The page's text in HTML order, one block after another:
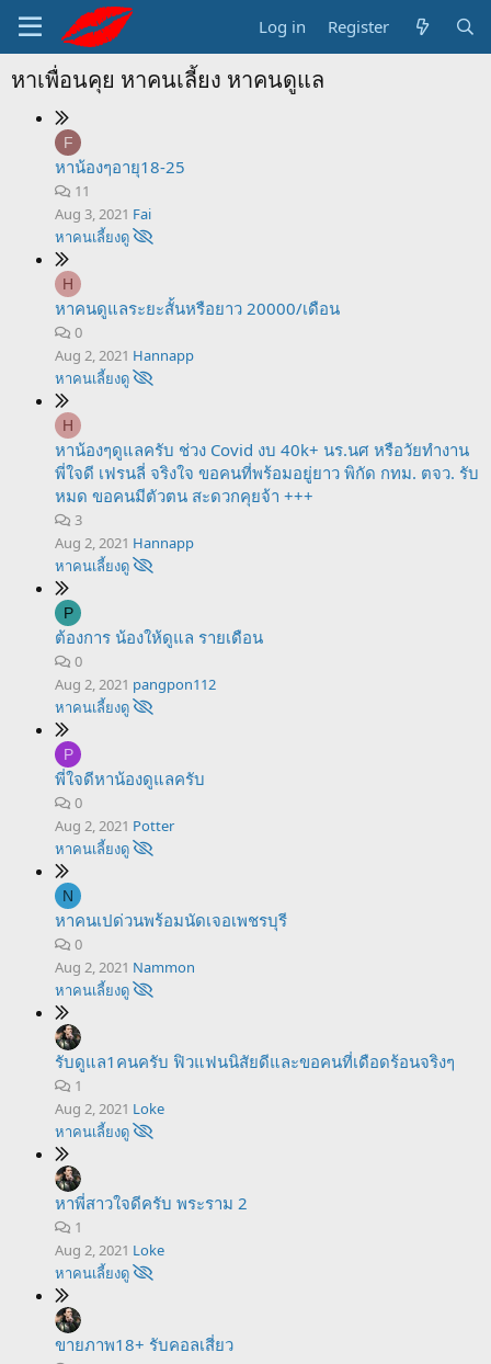
Log in Register
หาเพื่อนคุย หาคนเลี้ยง หาคนดูแล
F
หาน้องๆอายุ18-25
11
Aug 3, 2021 Fai
หาคนเลี้ยงดู
H
หาคนดูแลระยะสั้นหรือยาว 20000/เดือน
0
Aug 2, 2021 Hannapp
หาคนเลี้ยงดู
H
หาน้องๆดูแลครับ ช่วง Covid งบ 40k+ นร.นศ หรือวัยทำงาน
พี่ใจดี เฟรนลี่ จริงใจ ขอคนที่พร้อมอยู่ยาว พิกัด กทม. ตจว. รับ
หมด ขอคนมีตัวตน สะดวกคุยจ้า +++
3
Aug 2, 2021 Hannapp
หาคนเลี้ยงดู
P
ต้องการ น้องให้ดูแล รายเดือน
0
Aug 2, 2021 pangpon112
หาคนเลี้ยงดู
P
พี่ใจดีหาน้องดูแลครับ
0
Aug 2, 2021 Potter
หาคนเลี้ยงดู
N
หาคนเปด่วนพร้อมนัดเจอเพชรบุรี
0
Aug 2, 2021 Nammon
หาคนเลี้ยงดู
รับดูแล1คนครับ ฟิวแฟนนิสัยดีและขอคนที่เดือดร้อนจริงๆ
1
Aug 2, 2021 Loke
หาคนเลี้ยงดู
หาพี่สาวใจดีครับ พระราม 2
1
Aug 2, 2021 Loke
หาคนเลี้ยงดู
ขายภาพ18+ รับคอลเสี่ยว